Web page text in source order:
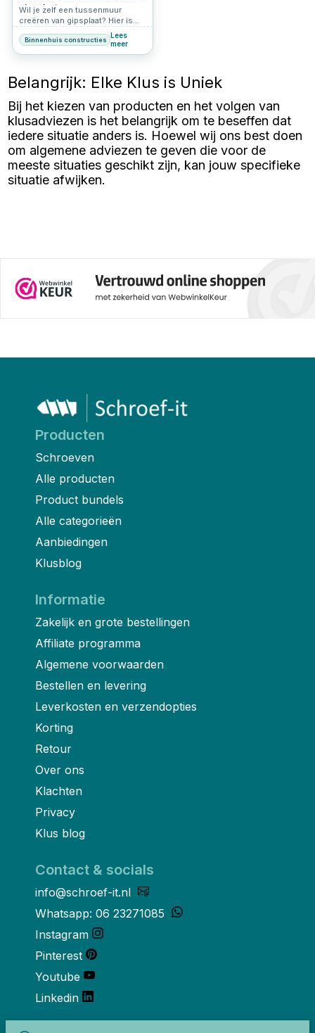
gipsplaat
Wil je zelf een tussenmuur
creëren van gipsplaat? Hier is
een handige gids voor het
maken van een scheidingswand
op zolder om twee aparte
Binnenhuis constructies Lees
meer
Belangrijk: Elke Klus is Uniek
Bij het kiezen van producten en het volgen van
klusadviezen is het belangrijk om te beseffen dat
iedere situatie anders is. Hoewel wij ons best doen
om algemene adviezen te geven die voor de
meeste situaties geschikt zijn, kan jouw specifieke
situatie afwijken.
Producten
Schroeven
Alle producten
Product bundels
Alle categorieën
Aanbiedingen
Klusblog
Informatie
Zakelijk en grote bestellingen
Affiliate programma
Algemene voorwaarden
Bestellen en levering
Leverkosten en verzendopties
Korting
Retour
Over ons
Klachten
Privacy
Klus blog
Contact & socials
info@schroef-it.nl
Whatsapp: 06 23271085
Instagram
Pinterest
Youtube
Linkedin